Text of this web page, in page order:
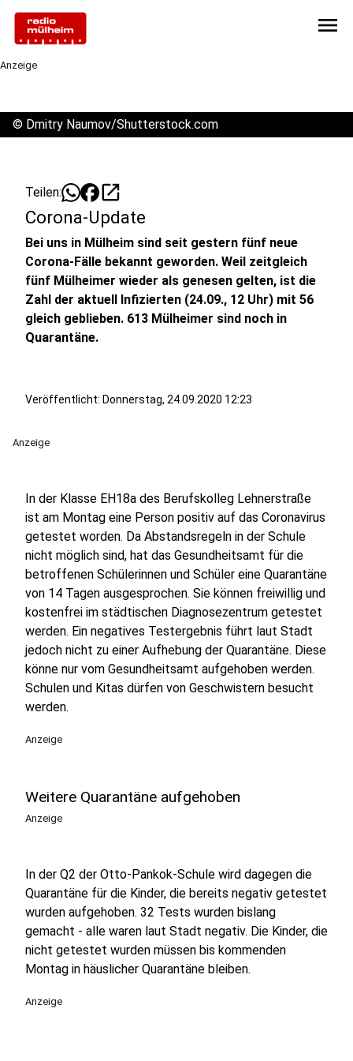
menu
Anzeige
© Dmitry Naumov/Shutterstock.com
Teilen: open_in_new
Corona-Update
Bei uns in Mülheim sind seit gestern fünf neue
Corona-Fälle bekannt geworden. Weil zeitgleich
fünf Mülheimer wieder als genesen gelten, ist die
Zahl der aktuell Infizierten (24.09., 12 Uhr) mit 56
gleich geblieben. 613 Mülheimer sind noch in
Quarantäne.
Veröffentlicht: Donnerstag, 24.09.2020 12:23
Anzeige
In der Klasse EH18a des Berufskolleg Lehnerstraße
ist am Montag eine Person positiv auf das Coronavirus
getestet worden. Da Abstandsregeln in der Schule
nicht möglich sind, hat das Gesundheitsamt für die
betroffenen Schülerinnen und Schüler eine Quarantäne
von 14 Tagen ausgesprochen. Sie können freiwillig und
kostenfrei im städtischen Diagnosezentrum getestet
werden. Ein negatives Testergebnis führt laut Stadt
jedoch nicht zu einer Aufhebung der Quarantäne. Diese
könne nur vom Gesundheitsamt aufgehoben werden.
Schulen und Kitas dürfen von Geschwistern besucht
werden.
Anzeige
Weitere Quarantäne aufgehoben
Anzeige
In der Q2 der Otto-Pankok-Schule wird dagegen die
Quarantäne für die Kinder, die bereits negativ getestet
wurden aufgehoben. 32 Tests wurden bislang
gemacht - alle waren laut Stadt negativ. Die Kinder, die
nicht getestet wurden müssen bis kommenden
Montag in häuslicher Quarantäne bleiben.
Anzeige